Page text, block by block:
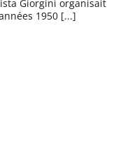
Giorgini organisait
1950 [...]